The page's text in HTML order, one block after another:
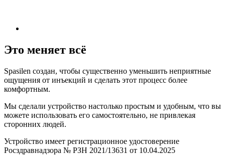
Это меняет всё
Spasilen создан, чтобы существенно уменьшить неприятные
ощущения от инъекций и сделать этот процесс более
комфортным.
Мы сделали устройство настолько простым и удобным, что вы
можете использовать его самостоятельно, не привлекая
сторонних людей.
Устройство имеет регистрационное удостоверение
Росздравнадзора № РЗН 2021/13631 от 10.04.2025